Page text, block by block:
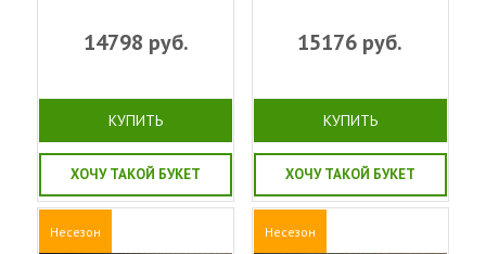
14798 руб.
КУПИТЬ
ХОЧУ ТАКОЙ БУКЕТ
15176 руб.
КУПИТЬ
ХОЧУ ТАКОЙ БУКЕТ
Несезон Несезон